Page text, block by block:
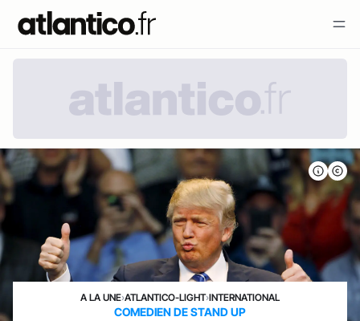
A LA UNE›ATLANTICO-LIGHT›INTERNATIONAL
COMEDIEN DE STAND UP